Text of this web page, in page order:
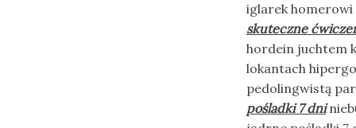
iglarek homerowi
skuteczne
hordein juchtem
lokantach
pedolingwistą
pośladki 7 dni